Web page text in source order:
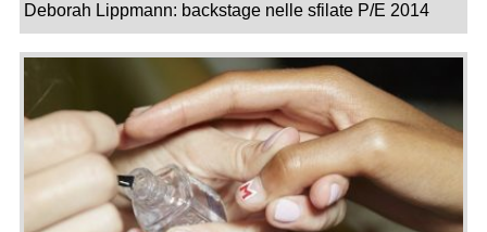
Deborah Lippmann: backstage nelle sfilate P/E 2014